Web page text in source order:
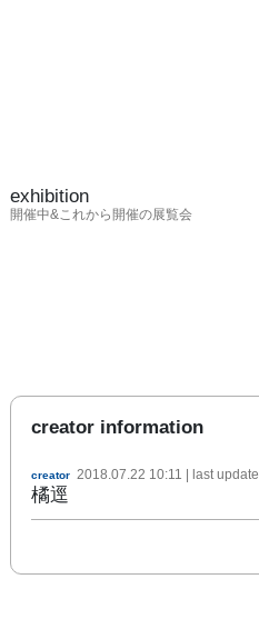
exhibition
開催中&これから開催の展覧会
creator information
creator 2018.07.22 10:11 | last update
橘逕